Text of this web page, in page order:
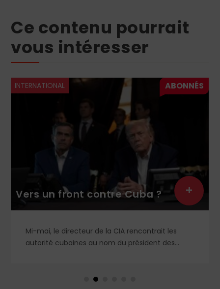
Ce contenu pourrait
vous intéresser
INTERNATIONAL
Vers un front contre Cuba ?
Mi-mai, le directeur de la CIA rencontrait les
autorité cubaines au nom du président des
de gouvernance, dans la lignée du Vénézuela et
+